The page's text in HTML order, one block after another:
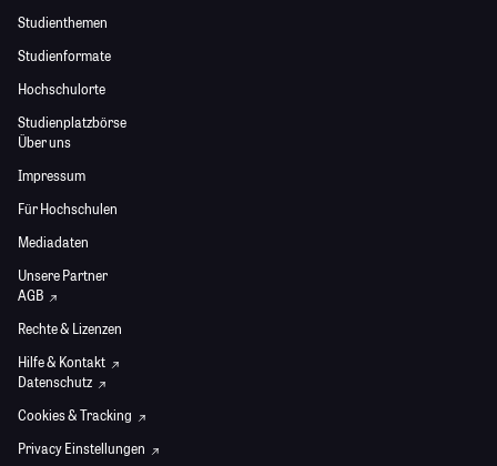
Studienthemen
Studienformate
Hochschulorte
Studienplatzbörse
Über uns
Impressum
Für Hochschulen
Mediadaten
Unsere Partner
AGB
Rechte & Lizenzen
Hilfe & Kontakt
Datenschutz
Cookies & Tracking
Privacy Einstellungen